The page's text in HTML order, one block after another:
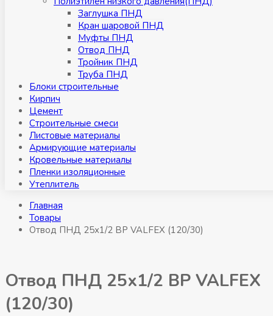
Заглушка ПНД
Кран шаровой ПНД
Муфты ПНД
Отвод ПНД
Тройник ПНД
Труба ПНД
Блоки строительные
Кирпич
Цемент
Строительные смеси
Листовые материалы
Армирующие материалы
Кровельные материалы
Пленки изоляционные
Утеплитель
Главная
Товары
Отвод ПНД 25х1/2 ВР VALFEX (120/30)
Отвод ПНД 25х1/2 ВР VALFEX
(120/30)